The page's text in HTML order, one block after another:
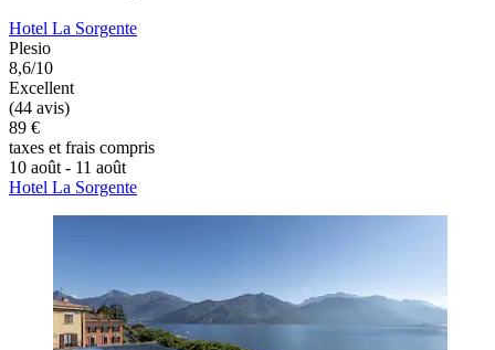
Hotel La Sorgente
Plesio
8,6/10
Excellent
(44 avis)
89 €
taxes et frais compris
10 août - 11 août
Hotel La Sorgente